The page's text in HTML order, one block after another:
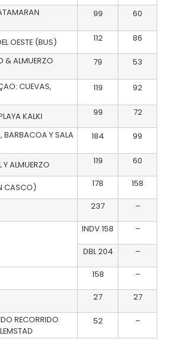
99 60
OESTE (BUS) 112
86
& ALMUERZO
79 53
CUEVAS,
119 92
KALKI 99
72
BARBACOA Y SALA
184 99
Y ALMUERZO 119 60
CASCO) 178 158
237 –
INDV 158
–
DBL 204
–
158 –
27
27
RECORRIDO
52 –